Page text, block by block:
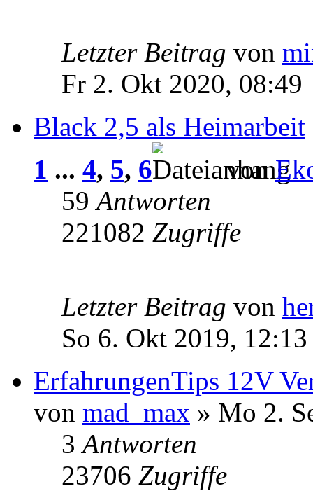
Letzter Beitrag von
Fr 2. Okt 2020, 08:49
Black 2,5 als Heimarbeit
1 ... 4, 5, 6 von
59Antworten
221082 Zugriffe
Letzter Beitrag von
So 6. Okt 2019, 12:13
ErfahrungenTips 12V
von mad_max » Mo 2.
3Antworten
23706 Zugriffe